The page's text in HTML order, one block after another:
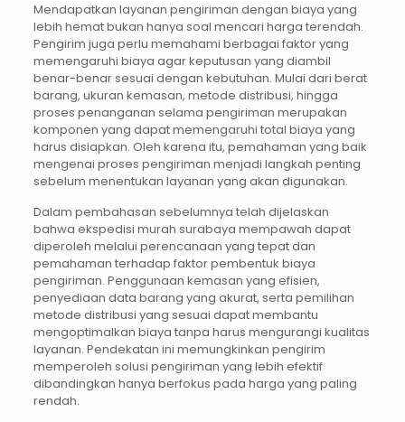
Mendapatkan layanan pengiriman dengan biaya yang
lebih hemat bukan hanya soal mencari harga terendah.
Pengirim juga perlu memahami berbagai faktor yang
memengaruhi biaya agar keputusan yang diambil
benar-benar sesuai dengan kebutuhan. Mulai dari berat
barang, ukuran kemasan, metode distribusi, hingga
proses penanganan selama pengiriman merupakan
komponen yang dapat memengaruhi total biaya yang
harus disiapkan. Oleh karena itu, pemahaman yang baik
mengenai proses pengiriman menjadi langkah penting
sebelum menentukan layanan yang akan digunakan.
Dalam pembahasan sebelumnya telah dijelaskan
bahwa ekspedisi murah surabaya mempawah dapat
diperoleh melalui perencanaan yang tepat dan
pemahaman terhadap faktor pembentuk biaya
pengiriman. Penggunaan kemasan yang efisien,
penyediaan data barang yang akurat, serta pemilihan
metode distribusi yang sesuai dapat membantu
mengoptimalkan biaya tanpa harus mengurangi kualitas
layanan. Pendekatan ini memungkinkan pengirim
memperoleh solusi pengiriman yang lebih efektif
dibandingkan hanya berfokus pada harga yang paling
rendah.